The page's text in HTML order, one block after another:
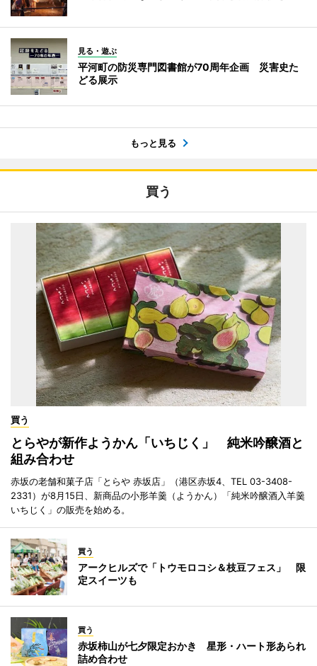
見る・遊ぶ
平河町の防災専門図書館が70周年企画 災害史た
どる展示
もっと見る
買う
買う
とらやが新作ようかん「いちじく」 純米吟醸酒と
組み合わせ
赤坂の老舗和菓子店「とらや 赤坂店」（港区赤坂4、TEL 03-3408-
2331）が8月15日、新商品の小形羊羹（ようかん）「純米吟醸酒入羊羹
いちじく」の販売を始める。
買う
アークヒルズで「トウモロコシ＆枝豆フェス」 限
定スイーツも
買う
赤坂柿山が七夕限定おかき 星形・ハート形あられ
詰め合わせ